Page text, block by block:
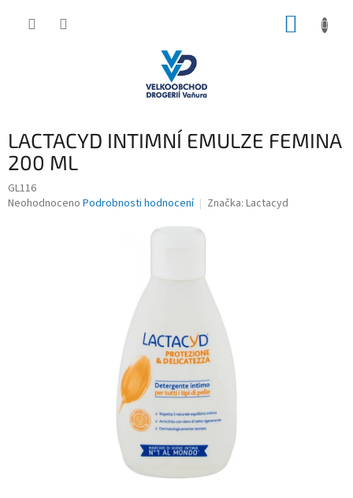
LACTACYD INTIMNÍ EMULZE FEMINA
200 ML
GL116
Průměrné
Neohodnoceno Podrobnosti hodnocení Značka: Lactacyd